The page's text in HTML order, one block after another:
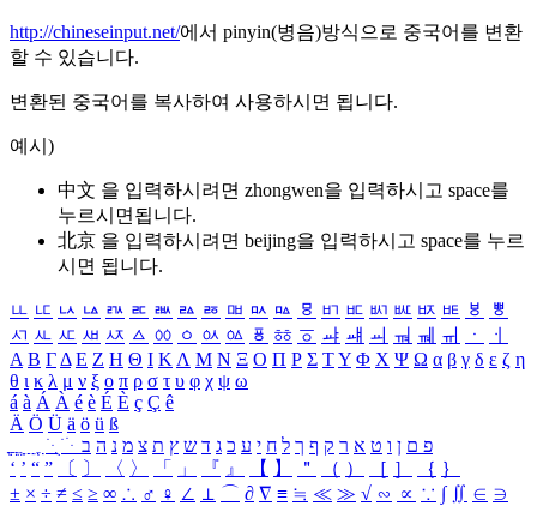
http://chineseinput.net/에서 pinyin(병음)방식으로 중국어를 변환
할 수 있습니다.
변환된 중국어를 복사하여 사용하시면 됩니다.
예시)
中文 을 입력하시려면 zhongwen을 입력하시고 space를
누르시면됩니다.
北京 을 입력하시려면 beijing을 입력하시고 space를 누르
시면 됩니다.
ㅥ ㅦ ㅧ ㅨ ㅩ ㅪ ㅫ ㅬ ㅭ ㅮ ㅯ ㅰ ㅱ ㅲ ㅳ ㅴ ㅵ ㅶ ㅷ ㅸ
ㅹ
ㅺ ㅻ ㅼ ㅽ ㅾ ㅿ ㆀ ㆁ ㆂ ㆃ ㆄ ㆅ ㆆ ㆇ ㆈ ㆉ ㆊ ㆋ ㆌ ㆍ
ㆎ
Α Β ΓΔ Ε Ζ Η Θ Ι ΚΛ Μ Ν Ξ Ο Π Ρ Σ ΤΥ Φ Χ Ψ Ω α β γ δ ε ζ η
θ ι κ λ μ ν ξ ο π ρ σ τ υ φ χ ψ ω
á à Á À é è É È ç Ç ê
Ä Ö Ü ä ö ü ß
ִֶֹ ֻּ ׁׂ פ ם ן ו ט א ר ק ף ך ל ח י ע כ ג ד ש ץ ת צ מ נ ה ב
‘ ’ “ ” 〔 〕 〈 〉 「 」 『 』 【 】 ＂ （ ） ［ ］ ｛ ｝
± × ÷ ≠ ≤ ≥ ∞ ∴ ♂ ♀ ∠ ⊥ ⌒ ∂ ∇ ≡ ≒ ≪ ≫ √ ∽ ∝ ∵ ∫ ∬ ∈ ∋